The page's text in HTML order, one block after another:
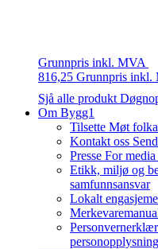
Grunnpris inkl. MVA
816,25 Grunnpris inkl.
Sjå alle produkt
Om Bygg1
Tilsette Møt
Kontakt oss
Presse For media
Etikk, miljø og
samfunnsansvar
Lokalt